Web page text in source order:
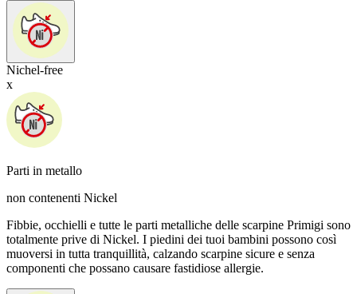
Nichel-free
x
Parti in metallo
non contenenti Nickel
Fibbie, occhielli e tutte le parti metalliche delle scarpine Primigi sono
totalmente prive di Nickel. I piedini dei tuoi bambini possono così
muoversi in tutta tranquillità, calzando scarpine sicure e senza
componenti che possano causare fastidiose allergie.